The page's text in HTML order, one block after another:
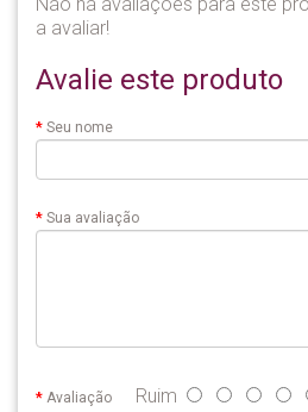
a avaliar!
Avalie este produto
Seu nome
Sua avaliação
Avaliação Ruim